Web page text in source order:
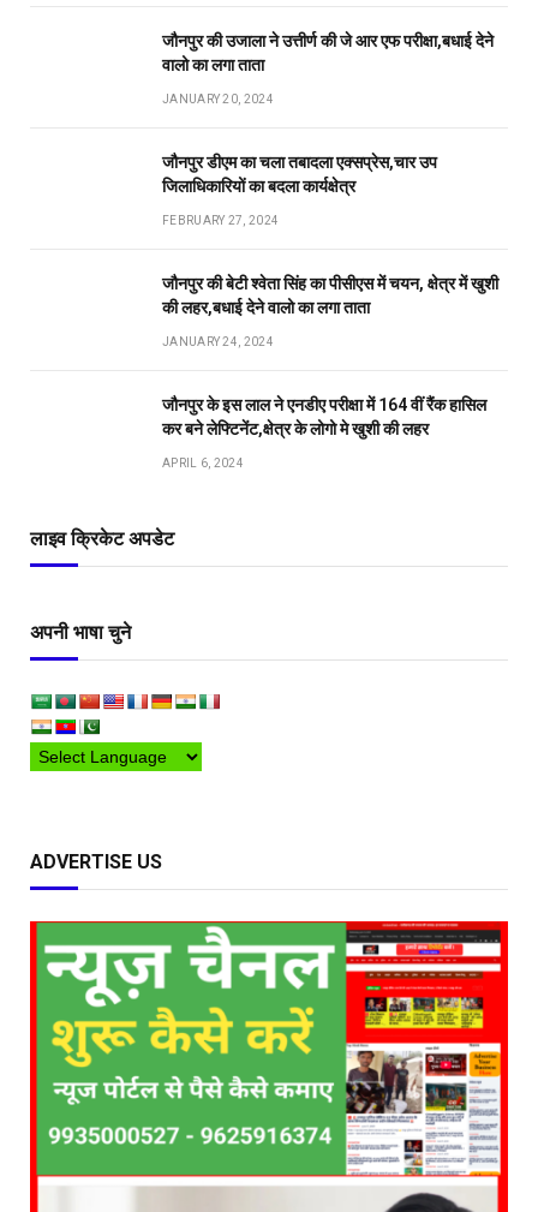
जौनपुर की उजाला ने उत्तीर्ण की जे आर एफ परीक्षा,बधाई देने
वालो का लगा ताता
JANUARY 20, 2024
जौनपुर डीएम का चला तबादला एक्सप्रेस,चार उप
जिलाधिकारियों का बदला कार्यक्षेत्र
FEBRUARY 27, 2024
जौनपुर की बेटी श्वेता सिंह का पीसीएस में चयन, क्षेत्र में खुशी
की लहर,बधाई देने वालो का लगा ताता
JANUARY 24, 2024
जौनपुर के इस लाल ने एनडीए परीक्षा में 164 वीं रैंक हासिल
कर बने लेफ्टिनेंट,क्षेत्र के लोगो मे खुशी की लहर
APRIL 6, 2024
लाइव क्रिकेट अपडेट
अपनी भाषा चुने
ADVERTISE US